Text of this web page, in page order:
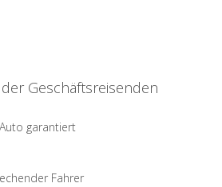
Geschäftsreisenden
garantiert
Fahrer